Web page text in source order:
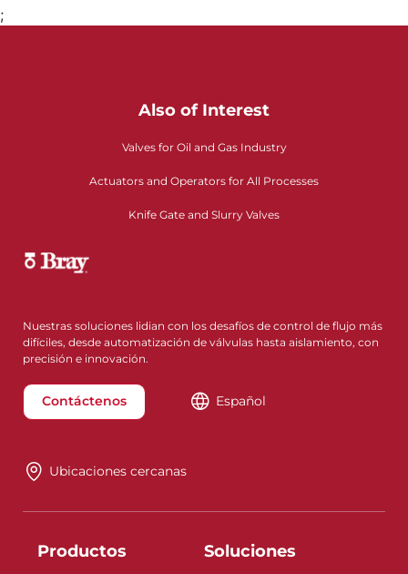
;
Also of Interest
Valves for Oil and Gas Industry
Actuators and Operators for All Processes
Knife Gate and Slurry Valves
Nuestras soluciones lidian con los desafíos de control de flujo más
difíciles, desde automatización de válvulas hasta aislamiento, con
precisión e innovación.
Contáctenos Español
Ubicaciones cercanas
Productos Soluciones